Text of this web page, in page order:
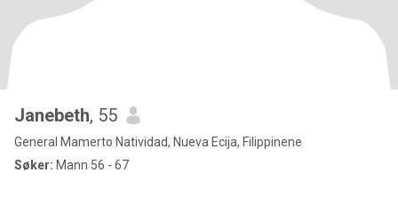
Janebeth, 55
General Mamerto Natividad, Nueva Ecija, Filippinene
Søker: Mann 56 - 67